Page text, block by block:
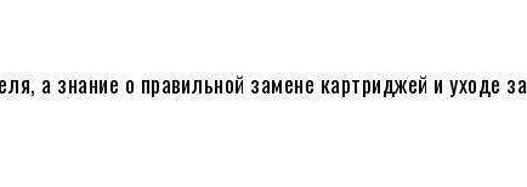
а знание о правильной замене картриджей и уходе за